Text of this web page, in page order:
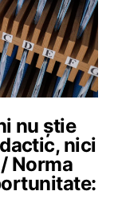
nu știe
nici
Norma